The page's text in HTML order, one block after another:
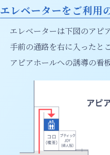
エレベーターをご利用
エレベーターは下図のアピ
手前の通路を右に入ったと
アピアホールへの誘導の看